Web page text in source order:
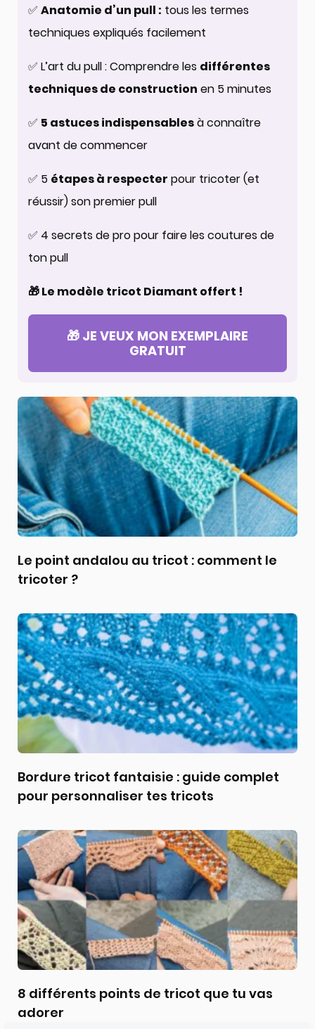
✅ Anatomie d’un pull : tous les termes
techniques expliqués facilement
✅ L’art du pull : Comprendre les différentes
techniques de construction en 5 minutes
✅ 5 astuces indispensablesà connaître
avant de commencer
✅ 5 étapes à respecter pour tricoter (et
réussir) son premier pull
✅ 4 secrets de pro pour faire les coutures de
ton pull
🎁 Le modèle tricot Diamant offert !
🎁 JE VEUX MON EXEMPLAIRE
GRATUIT
Le point andalou au tricot : comment le
tricoter ?
Bordure tricot fantaisie : guide complet
pour personnaliser tes tricots
8 différents points de tricot que tu vas
adorer